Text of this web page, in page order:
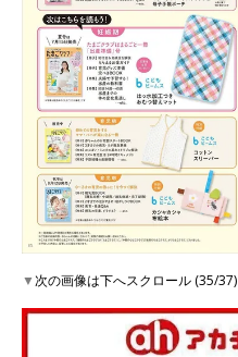
▼次の画像は下へスクロール (35/37)